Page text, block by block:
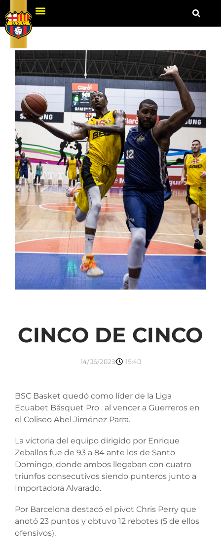
CINCO DE CINCO
14/06/2023 15:40
BSC Basket quedó como líder de la Liga
Ecuabet Básquet Pro . al vencer a Guerreros en
el Coliseo Abel Jiménez Parra.
La victoria del equipo dirigido por Enrique
Zeballos fue de 93 a 84 ante los de Santo
Domingo, donde ambos llegaban con cuatro
triunfos consecutivos siendo punteros junto a
Importadora Alvarado.
Por Barcelona destacó el pivot Chris Perry que
anotó 23 puntos y obtuvo 12 rebotes (5 de ellos
ofensivos).